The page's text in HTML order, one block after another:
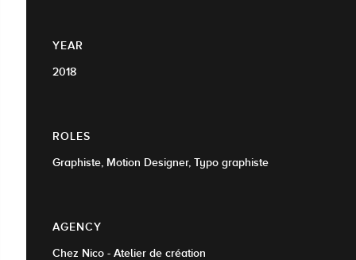
YEAR
2018
ROLES
Graphiste, Motion Designer, Typo graphiste
AGENCY
Chez Nico - Atelier de création